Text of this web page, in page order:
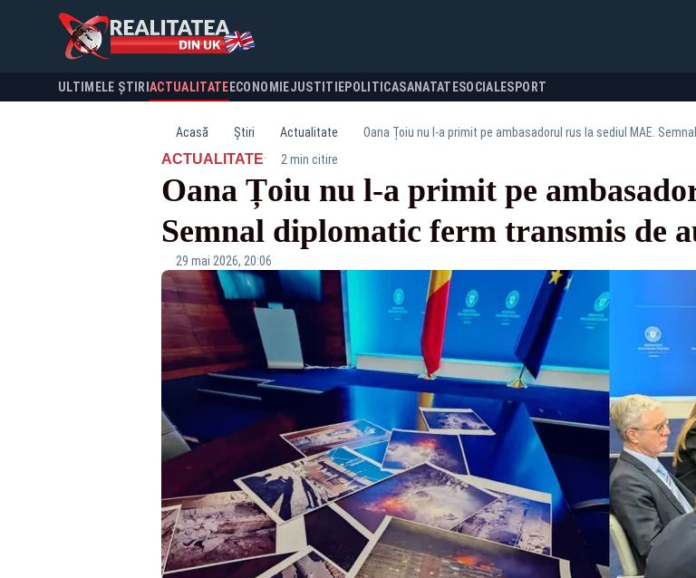
ULTIMELE ȘTIRI ACTUALITATE ECONOMIEJUSTITIEPOLITICASANATATESOCIALESPORT
Acasă Știri Actualitate Oana Țoiu nu l-a primit pe ambasadorul rus la sediul MAE.
ACTUALITATE· 2 min citire
Oana Țoiu nu l-a primit pe
Semnal diplomatic ferm transmis de
29 mai 2026, 20:06